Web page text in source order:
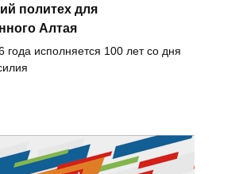
политех для
Алтая
года исполняется 100 лет со дня